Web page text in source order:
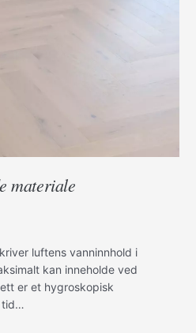
materiale
luftens vanninnhold i
kan inneholde ved
er et hygroskopisk
tid…